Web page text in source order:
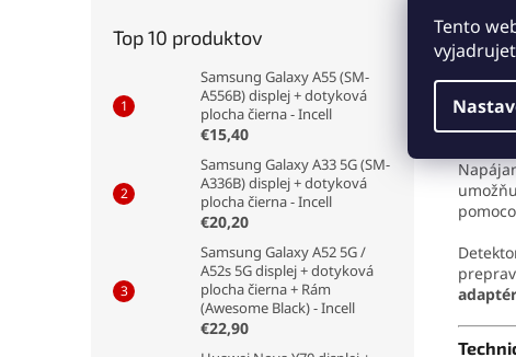
Tento
Top 10 produktov
Samsung Galaxy A55 (SM-
A556B) displej + dotyková
plocha čierna - Incell
€15,40
Samsung Galaxy A33 5G (SM-
A336B) displej + dotyková
plocha čierna - Incell
€20,20
Samsung Galaxy A52 5G /
A52s 5G displej + dotyková
plocha čierna + Rám
(Awesome Black) - Incell
€22,90
počas